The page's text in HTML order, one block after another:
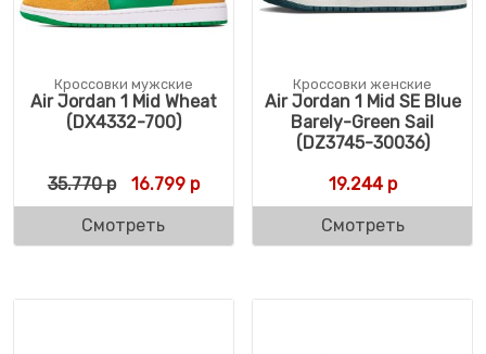
Кроссовки мужские
Air Jordan 1 Mid Wheat
(DX4332-700)
35.770р Первоначальная цена составляла 35.770
16.799рТекущая цена: 16.799 р.
Смотреть
Кроссовки женские
Air Jordan 1 Mid SE Blue
Barely-Green Sail
(DZ3745-30036)
19.244р
Смотреть